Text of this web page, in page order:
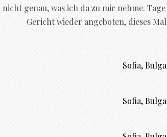
nicht genau, was ich da zu mir nehme.
Gericht wieder angeboten, dieses